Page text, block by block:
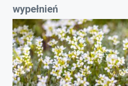
wypełnień